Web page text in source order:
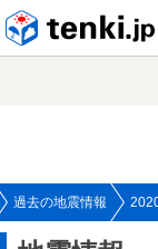
過去の地震情報